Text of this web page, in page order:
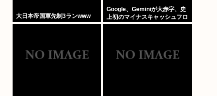
大日本帝国軍先制3ランwww
Google、Geminiが大赤字、史
上初のマイナスキャッシュフロ
ーに陥る